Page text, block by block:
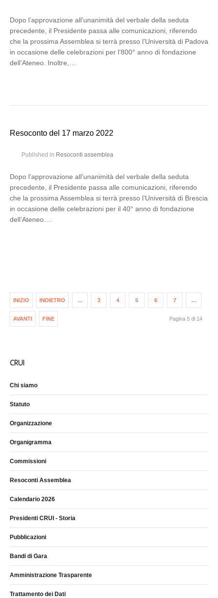
Dopo l’approvazione all’unanimità del verbale della seduta
precedente, il Presidente passa alle comunicazioni, riferendo
che la prossima Assemblea si terrà presso l’Università di Padova
in occasione delle celebrazioni per l’800° anno di fondazione
dell’Ateneo. Inoltre,…
Resoconto del 17 marzo 2022
Published in Resoconti assemblea
Dopo l’approvazione all’unanimità del verbale della seduta
precedente, il Presidente passa alle comunicazioni, riferendo
che la prossima Assemblea si terrà presso l’Università di Brescia
in occasione delle celebrazioni per il 40° anno di fondazione
dell’Ateneo.…
INIZIO INDIETRO … 3 4 5 6 7 …
AVANTI FINE Pagina 5 di 14
CRUI
Chi siamo
Statuto
Organizzazione
Organigramma
Commissioni
Resoconti Assemblea
Calendario 2026
Presidenti CRUI - Storia
Pubblicazioni
Bandi di Gara
Amministrazione Trasparente
Trattamento dei Dati